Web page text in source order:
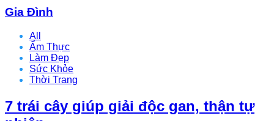
Gia Đình
All
Ẩm Thực
Làm Đẹp
Sức Khỏe
Thời Trang
7 trái cây giúp giải độc gan, thận tự